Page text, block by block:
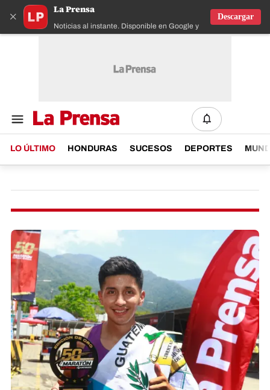
×
La Prensa
Noticias al instante. Disponible en Google y IOS
Descargar
LO ÚLTIMO HONDURAS SUCESOS DEPORTES